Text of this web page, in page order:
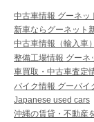
中古車情報 グーネッ
新車ならグーネット
中古車情報（輸入車
整備工場情報 グーネ
車買取・中古車査定
バイク情報 グーバイ
Japanese used cars
沖縄の賃貸・不動産